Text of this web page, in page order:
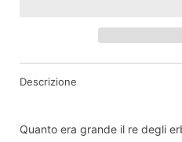
Inviami una notifica quando il
Descrizione
Quanto era grande il re degli